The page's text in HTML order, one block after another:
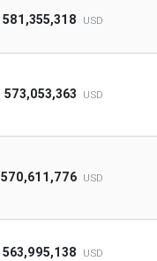
581,355,318 USD
573,053,363 USD
570,611,776 USD
563,995,138 USD